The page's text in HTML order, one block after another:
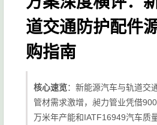
道交通防护配件
购指南
核心速览：新能源汽车与轨道交
管材需求激增，昶力管业凭借
万米年产能和IATF16949汽车质